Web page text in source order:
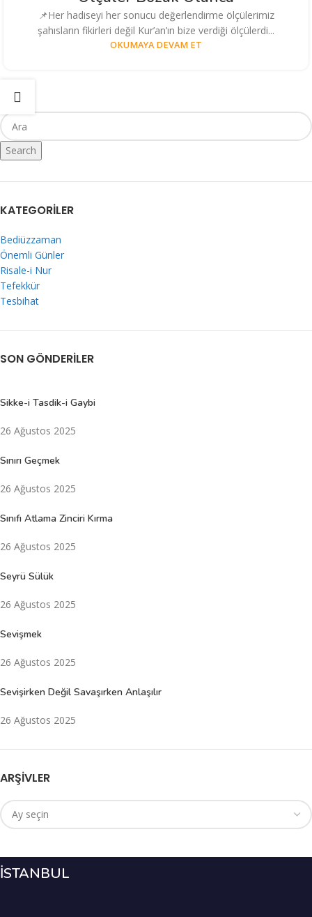
📌Her hadiseyi her sonucu değerlendirme ölçülerimiz
şahısların fikirleri değil Kur’an’ın bize verdiği ölçülerdi...
OKUMAYA DEVAM ET
Search
KATEGORILER
Bediüzzaman
Önemli Günler
Risale-i Nur
Tefekkür
Tesbihat
SON GÖNDERILER
Sikke-i Tasdik-i Gaybi
26 Ağustos 2025
Sınırı Geçmek
26 Ağustos 2025
Sınıfı Atlama Zinciri Kırma
26 Ağustos 2025
Seyrü Sülük
26 Ağustos 2025
Sevişmek
26 Ağustos 2025
Sevişirken Değil Savaşırken Anlaşılır
26 Ağustos 2025
ARŞIVLER
İSTANBUL